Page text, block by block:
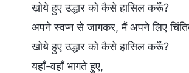
खोये हुए उद्धार को कैसे हासिल करूँ?
अपने स्वप्न से जागकर, मैं अपने लिए
खोये हुए उद्धार को कैसे हासिल करूँ?
यहाँ-वहाँ भागते हुए,